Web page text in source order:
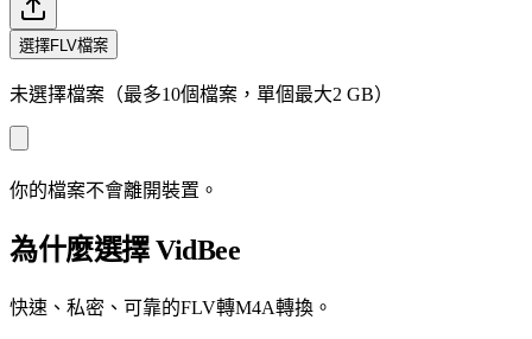
選擇FLV檔案
未選擇檔案（最多10個檔案，單個最大2 GB）
你的檔案不會離開裝置。
為什麼選擇 VidBee
快速、私密、可靠的FLV轉M4A轉換。